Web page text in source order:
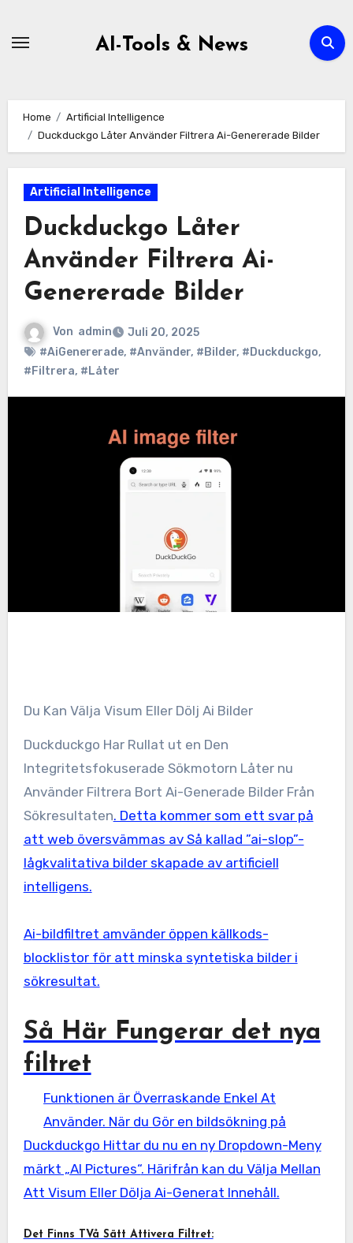
AI-Tools & News
Home
Artificial Intelligence
Duckduckgo Låter Använder Filtrera Ai-Genererade Bilder
Artificial Intelligence
Duckduckgo Låter
Använder Filtrera Ai-
Genererade Bilder
Von admin
Juli 20, 2025
#AiGenererade, #Använder, #Bilder, #Duckduckgo,
#Filtrera, #Låter
Du Kan Välja Visum Eller Dölj Ai Bilder
Duckduckgo Har Rullat ut en Den
Integritetsfokuserade Sökmotorn Låter nu
Använder Filtrera Bort Ai-Generade Bilder Från
Sökresultaten. Detta kommer som ett svar på
att web översvämmas av Så kallad ”ai-slop”-
lågkvalitativa bilder skapade av artificiell
intelligens.
Ai-bildfiltret amvänder öppen källkods-
blocklistor för att minska syntetiska bilder i
sökresultat.
Så Här Fungerar det nya
filtret
Funktionen är Överraskande Enkel At
Använder. När du Gör en bildsökning på
Duckduckgo Hittar du nu en ny Dropdown-Meny
märkt „AI Pictures“. Härifrån kan du Välja Mellan
Att Visum Eller Dölja Ai-Generat Innehåll.
Det Finns TVå Sätt Attivera Filtret: